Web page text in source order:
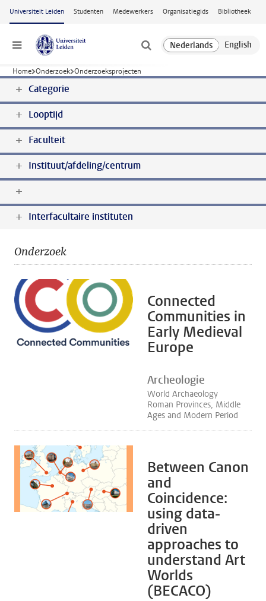
Ga naar hoofdinhoud
Universiteit Leiden Studenten Medewerkers Organisatiegids Bibliotheek
Menu
Home Onderzoek Onderzoeksprojecten
Categorie
Looptijd
Faculteit
Instituut/afdeling/centrum
Interfacultaire instituten
Onderzoek
Connected
Communities in
Early Medieval
Europe
Archeologie
World Archaeology
Roman Provinces, Middle
Ages and Modern Period
Between Canon
and
Coincidence:
using data-
driven
approaches to
understand Art
Worlds
(BECACO)